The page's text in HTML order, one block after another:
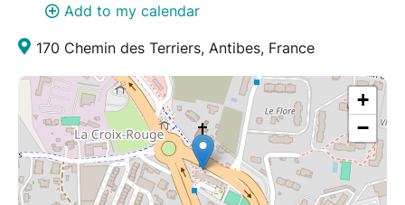
Add to my calendar
170 Chemin des Terriers, Antibes, France
+
−